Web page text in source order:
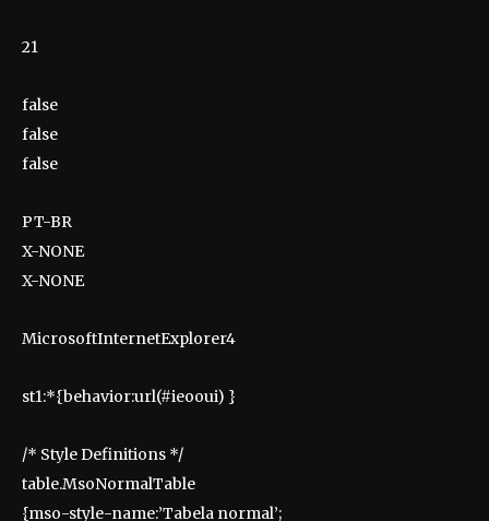
21
false
false
false
PT-BR
X-NONE
X-NONE
MicrosoftInternetExplorer4
st1:*{behavior:url(#ieooui) }
/* Style Definitions */
table.MsoNormalTable
{mso-style-name:’Tabela normal’;